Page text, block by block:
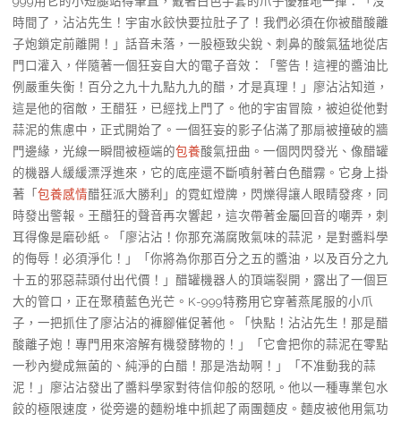
時間了，沾沾先生！宇宙水餃快要拉肚子了！我們必須在你被醋酸離
子炮鎖定前離開！」話音未落，一股極致尖銳、刺鼻的酸氣猛地從店
門口灌入，伴隨著一個狂妄自大的電子音效：「警告！這裡的醬油比
例嚴重失衡！百分之九十九點九九的醋，才是真理！」廖沾沾知道，
這是他的宿敵，王醋狂，已經找上門了。他的宇宙冒險，被迫從他對
蒜泥的焦慮中，正式開始了。一個狂妄的影子佔滿了那扇被撞破的牆
門邊緣，光線一瞬間被極端的包養酸氣扭曲。一個閃閃發光、像醋罐
的機器人緩緩漂浮進來，它的底座還不斷噴射著白色醋霧。它身上掛
著「 包養感情醋狂派大勝利」的霓虹燈牌，閃爍得讓人眼睛發疼，同
時發出警報。王醋狂的聲音再次響起，這次帶著金屬回音的嘲弄，刺
耳得像是磨砂紙。「廖沾沾！你那充滿腐敗氣味的蒜泥，是對醬料學
的侮辱！必須淨化！」「你將為你那百分之五的醬油，以及百分之九
十五的邪惡蒜頭付出代價！」醋罐機器人的頂端裂開，露出了一個巨
大的管口，正在聚積藍色光芒。K-999特務用它穿著燕尾服的小爪
子，一把抓住了廖沾沾的褲腳催促著他。「快點！沾沾先生！那是醋
酸離子炮！專門用來溶解有機發酵物的！」「它會把你的蒜泥在零點
一秒內變成無菌的、純淨的白醋！那是浩劫啊！」「不准動我的蒜
泥！」廖沾沾發出了醬料學家對待信仰般的怒吼。他以一種專業包水
餃的極限速度，從旁邊的麵粉堆中抓起了兩團麵皮。麵皮被他用氣功